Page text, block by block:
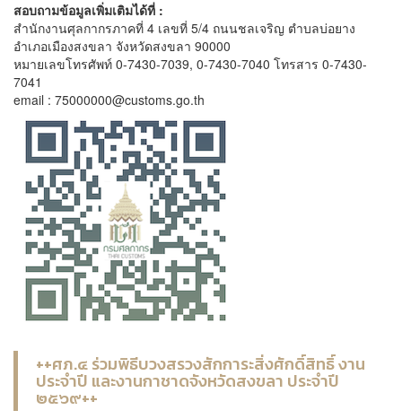
สอบถามข้อมูลเพิ่มเติมได้ที่ :
สำนักงานศุลกากรภาคที่ 4 เลขที่ 5/4 ถนนชลเจริญ ตำบลบ่อยาง
อำเภอเมืองสงขลา จังหวัดสงขลา 90000
หมายเลขโทรศัพท์ 0-7430-7039, 0-7430-7040 โทรสาร 0-7430-
7041
email : 75000000@customs.go.th
++ศภ.๔ ร่วมพิธีบวงสรวงสักการะสิ่งศักดิ์สิทธิ์ งาน
ประจำปี และงานกาชาดจังหวัดสงขลา ประจำปี
๒๕๖๙++